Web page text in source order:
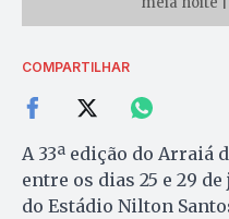
COMPARTILHAR
A 33ª edição do Arraiá
entre os dias 25 e 29
do Estádio Nilton